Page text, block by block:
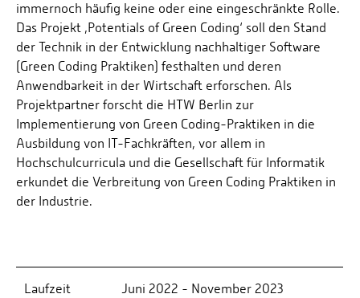
immernoch häufig keine oder eine eingeschränkte Rolle.
Das Projekt ‚Potentials of Green Coding‘ soll den Stand
der Technik in der Entwicklung nachhaltiger Software
(Green Coding Praktiken) festhalten und deren
Anwendbarkeit in der Wirtschaft erforschen. Als
Projektpartner forscht die HTW Berlin zur
Implementierung von Green Coding-Praktiken in die
Ausbildung von IT-Fachkräften, vor allem in
Hochschulcurricula und die Gesellschaft für Informatik
erkundet die Verbreitung von Green Coding Praktiken in
der Industrie.
Laufzeit Juni 2022 - November 2023